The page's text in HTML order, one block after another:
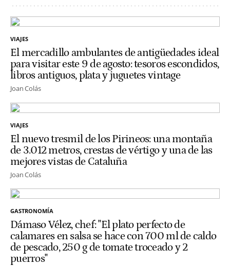
VIAJES
El mercadillo ambulantes de antigüedades ideal
para visitar este 9 de agosto: tesoros escondidos,
libros antiguos, plata y juguetes vintage
Joan Colás
VIAJES
El nuevo tresmil de los Pirineos: una montaña
de 3.012 metros, crestas de vértigo y una de las
mejores vistas de Cataluña
Joan Colás
GASTRONOMÍA
Dámaso Vélez, chef: "El plato perfecto de
calamares en salsa se hace con 700 ml de caldo
de pescado, 250 g de tomate troceado y 2
puerros"